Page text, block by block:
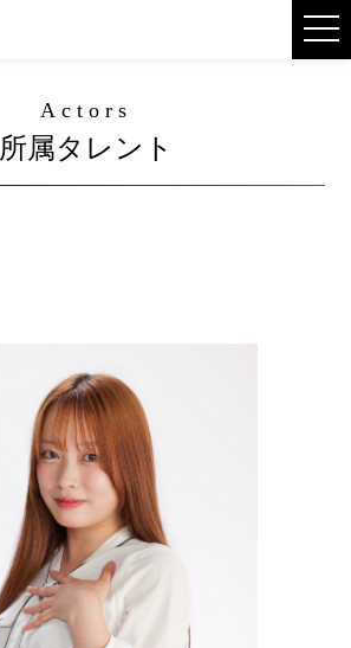
Actors
所属タレント